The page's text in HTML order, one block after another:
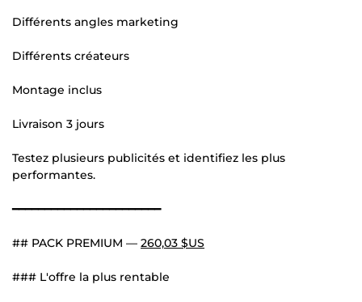
Différents angles marketing
Différents créateurs
Montage inclus
Livraison 3 jours
Testez plusieurs publicités et identifiez les plus
performantes.
━━━━━━━━━━━━━━━━━━━━━━━
## PACK PREMIUM — 260,03 $US
### L'offre la plus rentable